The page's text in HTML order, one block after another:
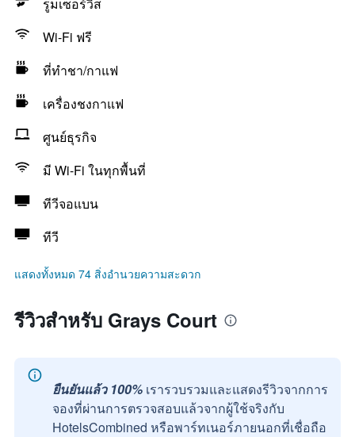
Wi-Fi ฟรี
ที่ทำชา/กาแฟ
เครื่องชงกาแฟ
ศูนย์ธุรกิจ
มี Wi-Fi ในทุกพื้นที่
ทีวีจอแบน
ทีวี
แสดงทั้งหมด 74 สิ่งอำนวยความสะดวก
รีวิวสำหรับ Grays Court
ยืนยันแล้ว 100% เรารวบรวมและแสดงรีวิวจากการ
จองที่ผ่านการตรวจสอบแล้วจากผู้ใช้จริงกับ
HotelsCombined หรือพาร์ทเนอร์ภายนอกที่เชื่อถือ